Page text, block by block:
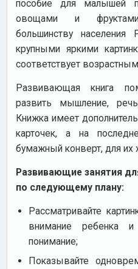
пособие для малышей
овощами и
большинству населения
крупными яркими
соответствует
Развивающая книга
развить мышление,
Книжка имеет
карточек, а на
бумажный конверт, для их
Развивающие занятия
по следующему плану:
Рассматривайте
внимание ребенка
понимание;
Показывайте